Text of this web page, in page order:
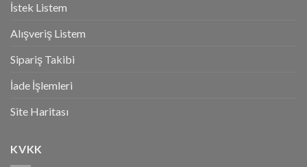
İstek Listem
Alışveriş Listem
Sipariş Takibi
İade İşlemleri
Site Haritası
KVKK